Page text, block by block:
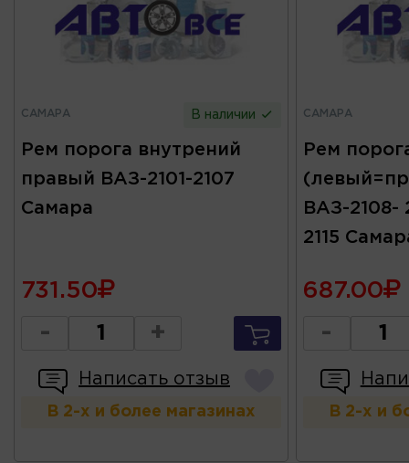
САМАРА В наличии
Рем порога внутрений
правый ВАЗ-2101-2107
Самара
731.50
- +
Написать отзыв
В 2-х и более магазинах
САМАРА
Рем
ВАЗ-2108-
2115
687.00
-
В 2-х и